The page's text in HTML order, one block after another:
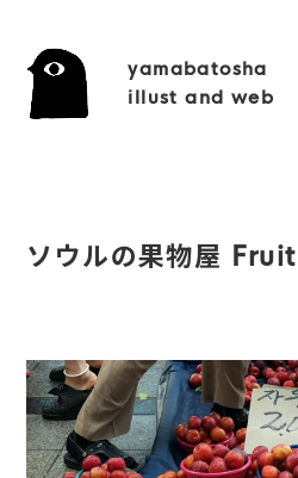
yamabatosha
illust and web
ソウルの果物屋